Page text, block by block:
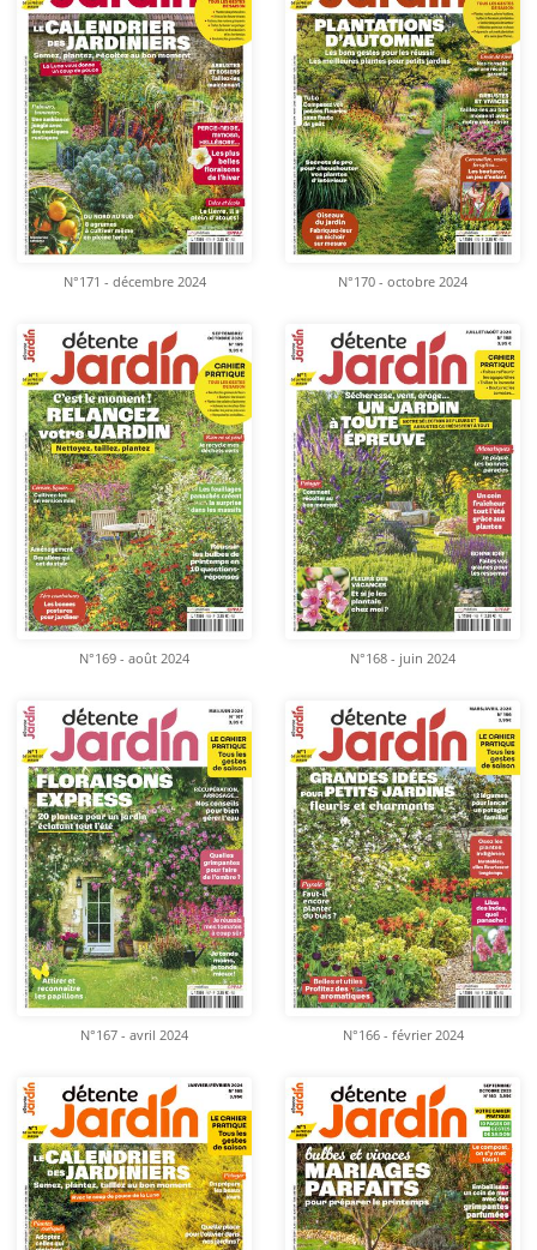
N°171 - décembre 2024 N°170 - octobre 2024
N°169 - août 2024 N°168 - juin 2024
N°167 - avril 2024 N°166 - février 2024